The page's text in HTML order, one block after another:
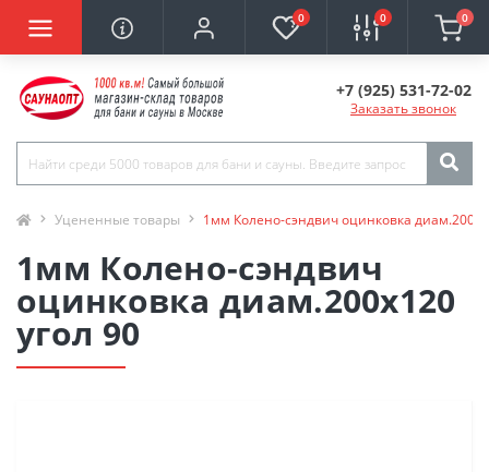
0 0 0
+7 (925) 531-72-02
Заказать звонок
Уцененные товары 1мм Колено-сэндвич оцинковка
1мм Колено-сэндвич
оцинковка диам.200х120
угол 90